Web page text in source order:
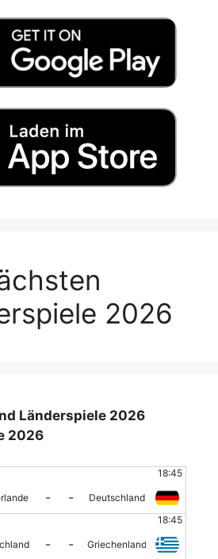
2026
Länderspiele 2026
2026
18:45
- -
Deutschland
18:45
- -
Griechenland